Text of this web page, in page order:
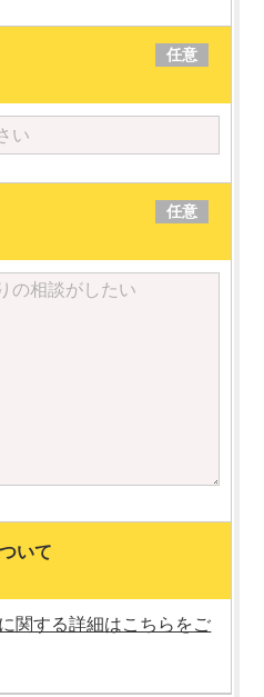
任意
任意
いて
関する詳細はこちらをご